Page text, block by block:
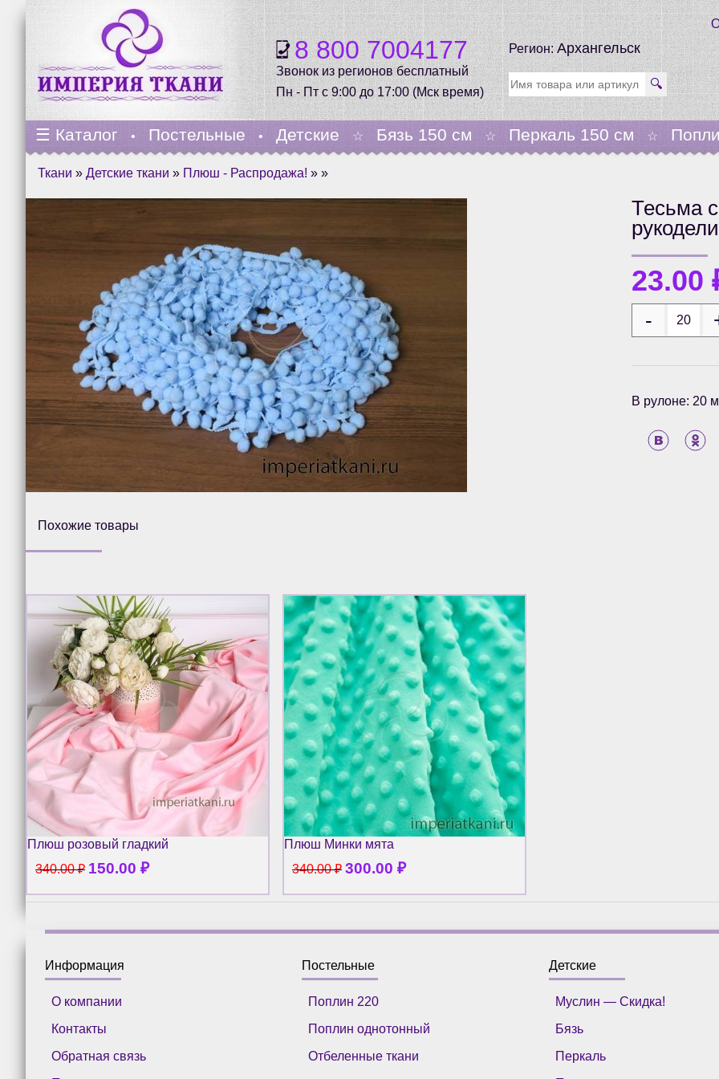
8 800 7004177
Звонок из регионов бесплатный
Пн - Пт с 9:00 до 17:00 (Мск время)
Регион:Архангельск
🔍
☰ Каталог • Постельные • Детские ☆ Бязь 150 см ☆ Перкаль 150 см ☆
Ткани » Детские ткани » Плюш - Распродажа! » »
Тесьма
23.00
В рулоне: 20
Похожие товары
Плюш розовый гладкий
340.00₽ 150.00 ₽
Плюш Минки мята
340.00₽ 300.00 ₽
Информация
О компании
Контакты
Обратная связь
Постельные
Поплин 220
Поплин однотонный
Отбеленные ткани
Детские
Муслин — Скидка!
Бязь
Перкаль